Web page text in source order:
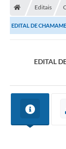
Editais
EDITAL DE
EDITAL